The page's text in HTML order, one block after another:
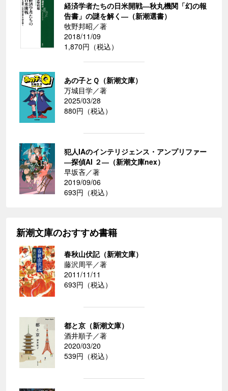
経済学者たちの日米開戦―秋丸機関「幻の報
告書」の謎を解く―（新潮選書）
牧野邦昭／著
2018/11/09
1,870円（税込）
あの子とＱ（新潮文庫）
万城目学／著
2025/03/28
880円（税込）
犯人IAのインテリジェンス・アンプリファー
―探偵AI ２―（新潮文庫nex）
早坂吝／著
2019/09/06
693円（税込）
新潮文庫のおすすめ書籍
春秋山伏記（新潮文庫）
藤沢周平／著
2011/11/11
693円（税込）
都と京（新潮文庫）
酒井順子／著
2020/03/20
539円（税込）